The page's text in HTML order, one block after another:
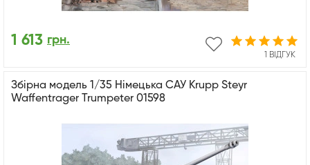
1 ВІДГУК
1 613 грн.
Збірна модель 1/35 Німецька САУ Krupp Steyr
Waffentrager Trumpeter 01598